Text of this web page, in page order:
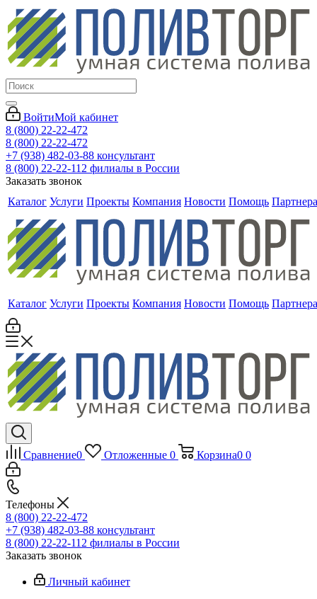
ВойтиМой кабинет
8 (800) 22-22-472
8 (800) 22-22-472
+7 (938) 482-03-88 консультант
8 (800) 22-22-112 филиалы в России
Заказать звонок
Каталог Услуги Проекты Компания Новости Помощь
Каталог Услуги Проекты Компания Новости Помощь
Сравнение0 Отложенные 0 Корзина0 0
Телефоны
8 (800) 22-22-472
+7 (938) 482-03-88 консультант
8 (800) 22-22-112 филиалы в России
Заказать звонок
Личный кабинет